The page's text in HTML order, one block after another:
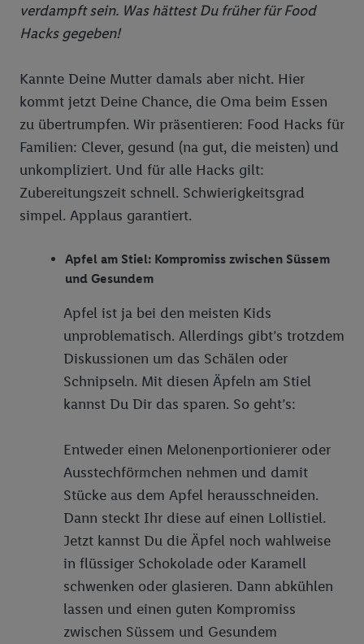
verdampft sein. Was hättest Du früher für Food
Hacks gegeben!
Kannte Deine Mutter damals aber nicht. Hier
kommt jetzt Deine Chance, die Oma beim Essen
zu übertrumpfen. Wir präsentieren: Food Hacks für
Familien: Clever, gesund (na gut, die meisten) und
unkompliziert. Und für alle Hacks gilt:
Zubereitungszeit schnell. Schwierigkeitsgrad
simpel. Applaus garantiert.
Apfel am Stiel: Kompromiss zwischen Süssem
und Gesundem
Apfel ist ja bei den meisten Kids
unproblematisch. Allerdings gibt’s trotzdem
Diskussionen um das Schälen oder
Schnipseln. Mit diesen Äpfeln am Stiel
kannst Du Dir das sparen. So geht’s:
Entweder einen Melonenportionierer oder
Ausstechförmchen nehmen und damit
Stücke aus dem Apfel herausschneiden.
Dann steckt Ihr diese auf einen Lollistiel.
Jetzt kannst Du die Äpfel noch wahlweise
in flüssiger Schokolade oder Karamell
schwenken oder glasieren. Dann abkühlen
lassen und einen guten Kompromiss
zwischen Süssem und Gesundem